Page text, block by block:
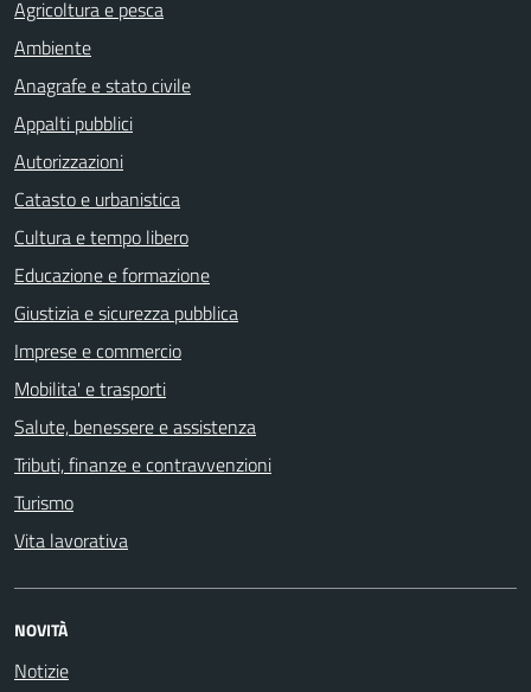
Agricoltura e pesca
Ambiente
Anagrafe e stato civile
Appalti pubblici
Autorizzazioni
Catasto e urbanistica
Cultura e tempo libero
Educazione e formazione
Giustizia e sicurezza pubblica
Imprese e commercio
Mobilita' e trasporti
Salute, benessere e assistenza
Tributi, finanze e contravvenzioni
Turismo
Vita lavorativa
NOVITÀ
Notizie